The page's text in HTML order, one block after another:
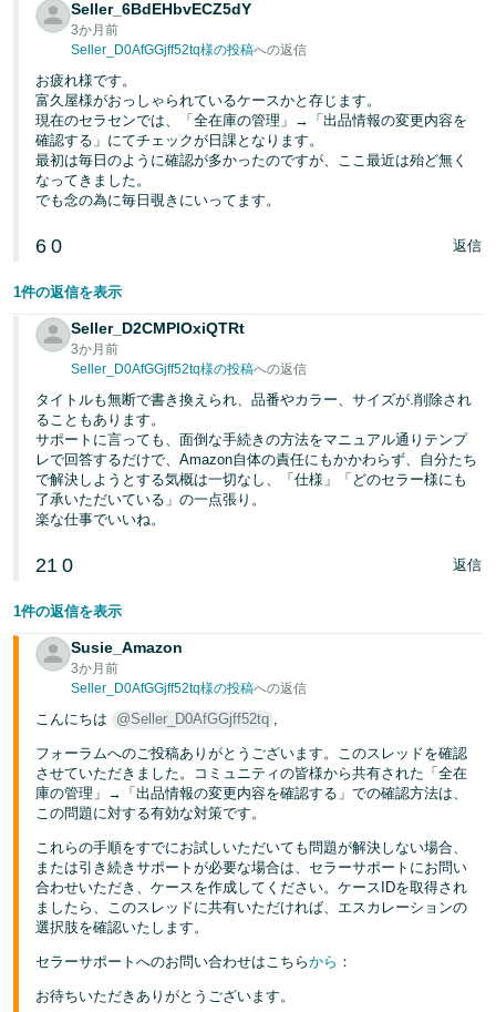
Seller_6BdEHbvECZ5dY
3か月前
Seller_D0AfGGjff52tq様の投稿への返信
お疲れ様です。
富久屋様がおっしゃられているケースかと存じます。
現在のセラセンでは、「全在庫の管理」→「出品情報の変更内容を
確認する」にてチェックが日課となります。
最初は毎日のように確認が多かったのですが、ここ最近は殆ど無く
なってきました。
でも念の為に毎日覗きにいってます。
6 0 返信
1件の返信を表示
Seller_D2CMPIOxiQTRt
3か月前
Seller_D0AfGGjff52tq様の投稿への返信
タイトルも無断で書き換えられ、品番やカラー、サイズが.削除され
ることもあります。
サポートに言っても、面倒な手続きの方法をマニュアル通りテンプ
レで回答するだけで、Amazon自体の責任にもかかわらず、自分たち
で解決しようとする気概は一切なし、「仕様」「どのセラー様にも
了承いただいている」の一点張り。
楽な仕事でいいね。
21 0 返信
1件の返信を表示
Susie_Amazon
3か月前
Seller_D0AfGGjff52tq様の投稿への返信
こんにちは @Seller_D0AfGGjff52tq
フォーラムへのご投稿ありがとうございます。このスレッドを確認
させていただきました。コミュニティの皆様から共有された「全在
庫の管理」→「出品情報の変更内容を確認する」での確認方法は、
この問題に対する有効な対策です。
これらの手順をすでにお試しいただいても問題が解決しない場合、
または引き続きサポートが必要な場合は、セラーサポートにお問い
合わせいただき、ケースを作成してください。ケースIDを取得され
ましたら、このスレッドに共有いただければ、エスカレーションの
選択肢を確認いたします。
セラーサポートへのお問い合わせはこちらから ：
お待ちいただきありがとうございます。